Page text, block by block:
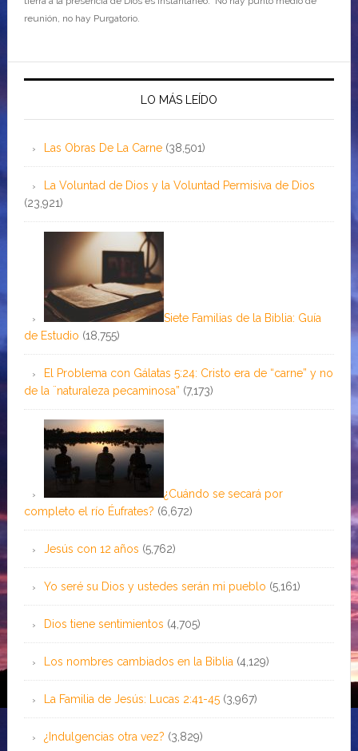
reunión, no hay Purgatorio.
LO MÁS LEÍDO
Las Obras De La Carne (38,501)
La Voluntad de Dios y la Voluntad Permisiva de Dios
(23,921)
Siete Familias de la Biblia: Guía
de Estudio (18,755)
El Problema con Gálatas 5:24: Cristo era de “carne” y no
de la ¨naturaleza pecaminosa” (7,173)
¿Cuándo se secará por
completo el río Éufrates? (6,672)
Jesús con 12 años (5,762)
Yo seré su Dios y ustedes serán mi pueblo (5,161)
Dios tiene sentimientos (4,705)
Los nombres cambiados en la Biblia (4,129)
La Familia de Jesús: Lucas 2:41-45 (3,967)
¿Indulgencias otra vez? (3,829)